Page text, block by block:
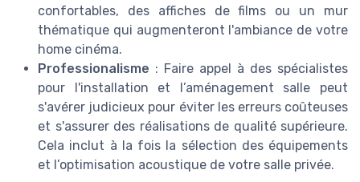
confortables, des affiches de films ou un mur
thématique qui augmenteront l'ambiance de votre
home cinéma.
Professionalisme : Faire appel à des spécialistes
pour l'installation et l’aménagement salle peut
s'avérer judicieux pour éviter les erreurs coûteuses
et s'assurer des réalisations de qualité supérieure.
Cela inclut à la fois la sélection des équipements
et l’optimisation acoustique de votre salle privée.